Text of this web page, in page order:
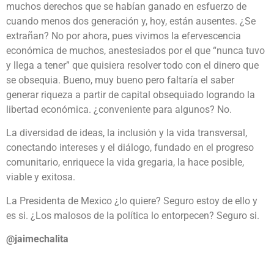
muchos derechos que se habían ganado en esfuerzo de
cuando menos dos generación y, hoy, están ausentes. ¿Se
extrañan? No por ahora, pues vivimos la efervescencia
económica de muchos, anestesiados por el que “nunca tuvo
y llega a tener” que quisiera resolver todo con el dinero que
se obsequia. Bueno, muy bueno pero faltaría el saber
generar riqueza a partir de capital obsequiado logrando la
libertad económica. ¿conveniente para algunos? No.
La diversidad de ideas, la inclusión y la vida transversal,
conectando intereses y el diálogo, fundado en el progreso
comunitario, enriquece la vida gregaria, la hace posible,
viable y exitosa.
La Presidenta de Mexico ¿lo quiere? Seguro estoy de ello y
es si. ¿Los malosos de la política lo entorpecen? Seguro si.
@jaimechalita